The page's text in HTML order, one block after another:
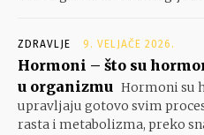
ZDRAVLJE 9. VELJAČE 2026.
Hormoni – što su
u organizmu Hormoni su
upravljaju gotovo svim
rasta i metabolizma, preko